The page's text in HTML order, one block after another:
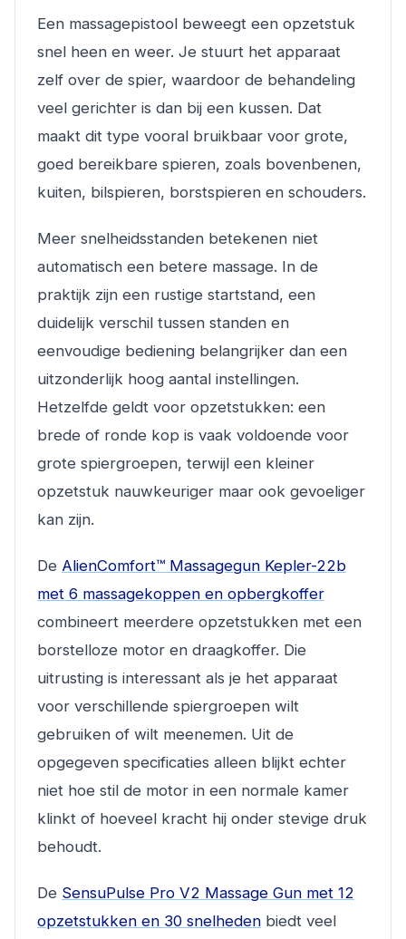
Een massagepistool beweegt een opzetstuk
snel heen en weer. Je stuurt het apparaat
zelf over de spier, waardoor de behandeling
veel gerichter is dan bij een kussen. Dat
maakt dit type vooral bruikbaar voor grote,
goed bereikbare spieren, zoals bovenbenen,
kuiten, bilspieren, borstspieren en schouders.
Meer snelheidsstanden betekenen niet
automatisch een betere massage. In de
praktijk zijn een rustige startstand, een
duidelijk verschil tussen standen en
eenvoudige bediening belangrijker dan een
uitzonderlijk hoog aantal instellingen.
Hetzelfde geldt voor opzetstukken: een
brede of ronde kop is vaak voldoende voor
grote spiergroepen, terwijl een kleiner
opzetstuk nauwkeuriger maar ook gevoeliger
kan zijn.
De AlienComfort™ Massagegun Kepler-22b
met 6 massagekoppen en opbergkoffer
combineert meerdere opzetstukken met een
borstelloze motor en draagkoffer. Die
uitrusting is interessant als je het apparaat
voor verschillende spiergroepen wilt
gebruiken of wilt meenemen. Uit de
opgegeven specificaties alleen blijkt echter
niet hoe stil de motor in een normale kamer
klinkt of hoeveel kracht hij onder stevige druk
behoudt.
De SensuPulse Pro V2 Massage Gun met 12
opzetstukken en 30 snelheden biedt veel